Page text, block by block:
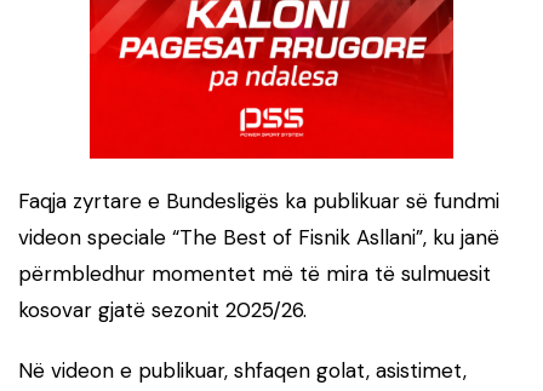
Faqja zyrtare e Bundesligës ka publikuar së fundmi
videon speciale “The Best of Fisnik Asllani”, ku janë
përmbledhur momentet më të mira të sulmuesit
kosovar gjatë sezonit 2025/26.
Në videon e publikuar, shfaqen golat, asistimet,